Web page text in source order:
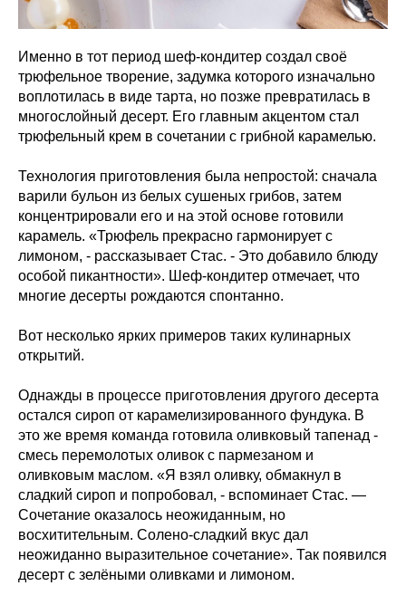
Именно в тот период шеф‑кондитер создал своё
трюфельное творение, задумка которого изначально
воплотилась в виде тарта, но позже превратилась в
многослойный десерт. Его главным акцентом стал
трюфельный крем в сочетании с грибной карамелью.
Технология приготовления была непростой: сначала
варили бульон из белых сушеных грибов, затем
концентрировали его и на этой основе готовили
карамель. «Трюфель прекрасно гармонирует с
лимоном, - рассказывает Стас. - Это добавило блюду
особой пикантности». Шеф‑кондитер отмечает, что
многие десерты рождаются спонтанно.
Вот несколько ярких примеров таких кулинарных
открытий.
Однажды в процессе приготовления другого десерта
остался сироп от карамелизированного фундука. В
это же время команда готовила оливковый тапенад -
смесь перемолотых оливок с пармезаном и
оливковым маслом. «Я взял оливку, обмакнул в
сладкий сироп и попробовал, - вспоминает Стас. —
Сочетание оказалось неожиданным, но
восхитительным. Солено‑сладкий вкус дал
неожиданно выразительное сочетание». Так появился
десерт с зелёными оливками и лимоном.